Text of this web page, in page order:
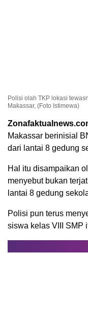
Polisi olah TKP lokasi
Makassar, (Foto Istimewa)
Makassar berinisial
dari lantai 8 gedung
Hal itu disampaikan
menyebut bukan
lantai 8 gedung
Polisi pun terus
siswa kelas VIII SMP